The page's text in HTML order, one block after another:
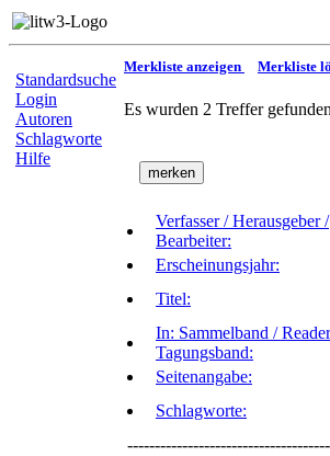
Standardsuche
Login
Autoren
Schlagworte
Hilfe
Merkliste anzeigen Merkliste
Es wurden 2 Treffer
Verfasser / Herausgeber /
Bearbeiter:
Erscheinungsjahr:
Titel:
In: Sammelband /
Tagungsband:
Seitenangabe:
Schlagworte: